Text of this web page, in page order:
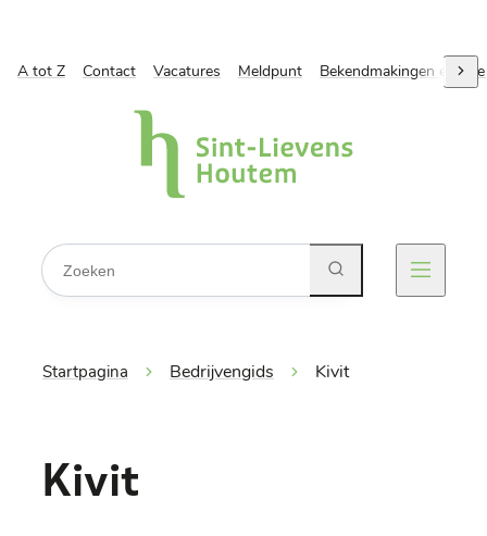
Naar inhoud
Gemeente Sint-Lievens-Houtem
A tot Z Contact Vacatures Meldpunt Bekendmakingen en
Waarmee kunnen we jou helpen?
Menu
Startpagina Bedrijvengids Kivit
Kivit